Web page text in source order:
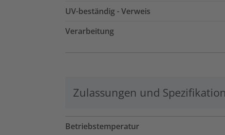
UV-beständig - Verweis
Verarbeitung
Zulassungen und
Betriebstemperatur